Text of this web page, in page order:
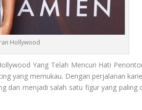
Hollywood
Yang Telah Mencuri Hati
yang memukau. Dengan perjalanan
dan menjadi salah satu figur yang paling